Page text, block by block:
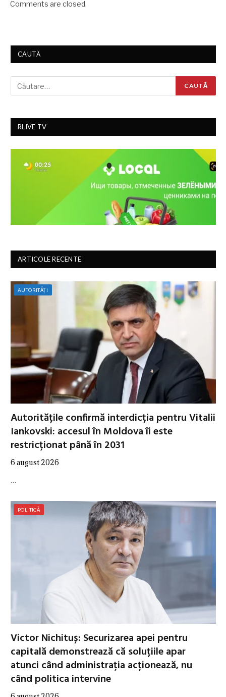
Comments are closed.
CAUTĂ
RLIVE TV
ARTICOLE RECENTE
AUTORITĂȚI
Autoritățile confirmă interdicția pentru Vitalii
Iankovski: accesul în Moldova îi este
restricționat până în 2031
6 august 2026
…
POLITICĂ
Victor Nichituș: Securizarea apei pentru
capitală demonstrează că soluțiile apar
atunci când administrația acționează, nu
când politica intervine